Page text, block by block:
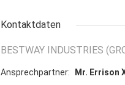
Kontaktdaten
BESTWAY INDUSTRIES
Ansprechpartner:
Mr. Errison